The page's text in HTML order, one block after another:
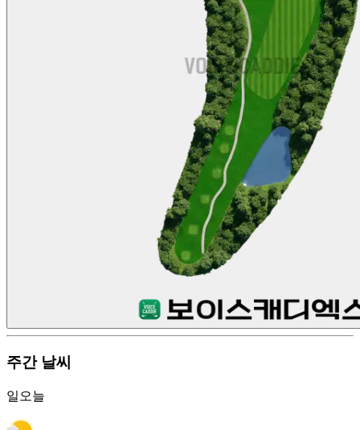
주간 날씨
일 오늘